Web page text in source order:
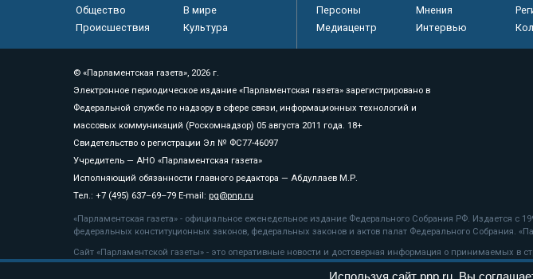
Общество
В мире
Происшествия
Культура
Персоны
Мнения
Медиацентр
Интервью
© «Парламентская газета», 2026 г.
Электронное периодическое издание «Парламентская газета» зарегистрировано в
Федеральной службе по надзору в сфере связи, информационных технологий и
массовых коммуникаций (Роскомнадзор) 05 августа 2011 года. 18+
Свидетельство о регистрации Эл № ФС77-46097
Учредитель — АНО «Парламентская газета»
Исполняющий обязанности главного редактора — Абдуллаев М.Р.
Тел.: +7 (495) 637–69–79 E-mail: pg@pnp.ru
«Парламентская газета» - официальное еженедельное издание Федерального Собрания РФ. Издается с
федеральных конституционных законов, федеральных законов и актов палат Федерального Собрания.
Сайт «Парламентской газеты» - это оперативные новости и достоверная информация о принимаемых в
«Парламентской газеты» активная ссылка на pnp.ru обязательна.
Используя сайт pnp.ru, Вы